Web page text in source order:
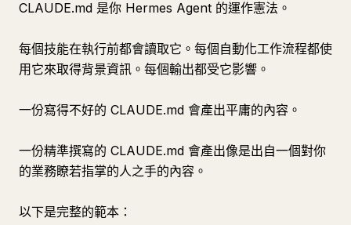
CLAUDE.md 是你 Hermes Agent 的運作憲法。
每個技能在執行前都會讀取它。每個自動化工作流程都使
用它來取得背景資訊。每個輸出都受它影響。
一份寫得不好的 CLAUDE.md 會產出平庸的內容。
一份精準撰寫的 CLAUDE.md 會產出像是出自一個對你
的業務瞭若指掌的人之手的內容。
以下是完整的範本：